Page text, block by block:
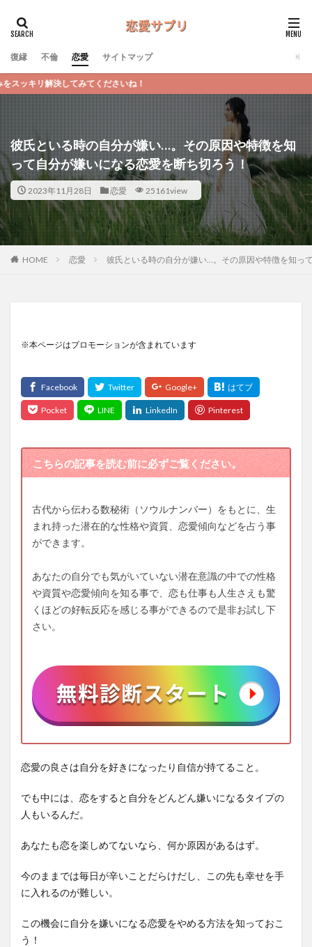
復縁 不倫 恋愛 サイトマップ
いね！
彼氏といる時の自分が嫌い…。その原因や特徴を知
って自分が嫌いになる恋愛を断ち切ろう！
2023年11月28日 恋愛 25161view
HOME 恋愛 彼氏といる時の自分が嫌い…。その原因や特徴を知っ
※本ページはプロモーションが含まれています
こちらの記事を読む前に必ずご覧ください。
古代から伝わる数秘術（ソウルナンバー）をもとに、生
まれ持った潜在的な性格や資質、恋愛傾向などを占う事
ができます。
あなたの自分でも気がいていない潜在意識の中での性格
や資質や恋愛傾向を知る事で、恋も仕事も人生さえも驚
くほどの好転反応を感じる事ができるので是非お試し下
さい。
恋愛の良さは自分を好きになったり自信が持てること。
でも中には、恋をすると自分をどんどん嫌いになるタイプの
人もいるんだ。
あなたも恋を楽しめてないなら、何か原因があるはず。
今のままでは毎日が辛いことだらけだし、この先も幸せを手
に入れるのが難しい。
この機会に自分を嫌いになる恋愛をやめる方法を知っておこ
う！